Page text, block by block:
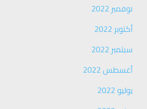
نوفمبر 2022
أكتوبر 2022
سبتمبر 2022
أغسطس 2022
يوليو 2022